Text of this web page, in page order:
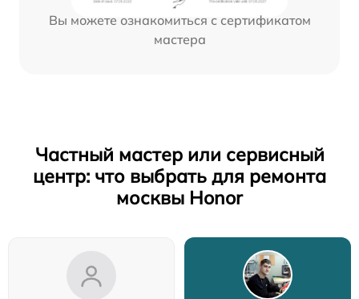
Вы можете ознакомиться с сертификатом
мастера
Частный мастер или сервисный
центр: что выбрать для ремонта
москвы Honor